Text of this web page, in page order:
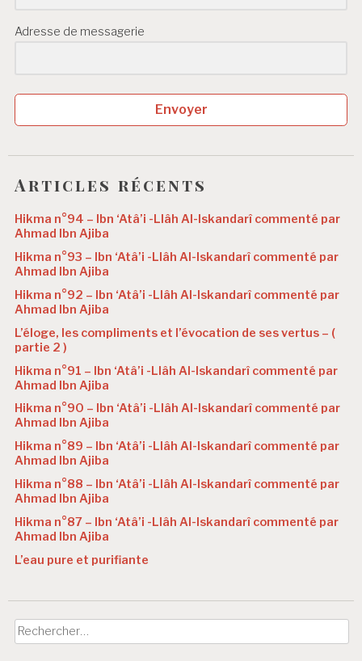
Adresse de messagerie
Envoyer
Articles récents
Hikma n°94 – Ibn ‘Atâ’i -Llâh Al-Iskandarî commenté par
Ahmad Ibn Ajiba
Hikma n°93 – Ibn ‘Atâ’i -Llâh Al-Iskandarî commenté par
Ahmad Ibn Ajiba
Hikma n°92 – Ibn ‘Atâ’i -Llâh Al-Iskandarî commenté par
Ahmad Ibn Ajiba
L’éloge, les compliments et l’évocation de ses vertus – (
partie 2 )
Hikma n°91 – Ibn ‘Atâ’i -Llâh Al-Iskandarî commenté par
Ahmad Ibn Ajiba
Hikma n°90 – Ibn ‘Atâ’i -Llâh Al-Iskandarî commenté par
Ahmad Ibn Ajiba
Hikma n°89 – Ibn ‘Atâ’i -Llâh Al-Iskandarî commenté par
Ahmad Ibn Ajiba
Hikma n°88 – Ibn ‘Atâ’i -Llâh Al-Iskandarî commenté par
Ahmad Ibn Ajiba
Hikma n°87 – Ibn ‘Atâ’i -Llâh Al-Iskandarî commenté par
Ahmad Ibn Ajiba
L’eau pure et purifiante
Rechercher :